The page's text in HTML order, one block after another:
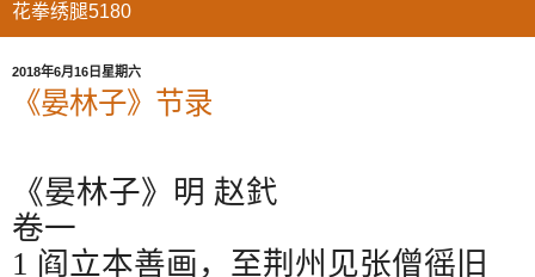
花拳绣腿5180
2018年6月16日星期六
《晏林子》节录
《晏林子》明 赵釴
卷一
1 阎立本善画，至荆州见张僧徭旧